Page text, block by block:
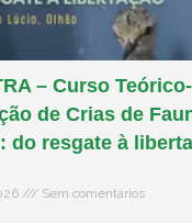
– Curso
de Crias de
do resgate à
Sem comentários